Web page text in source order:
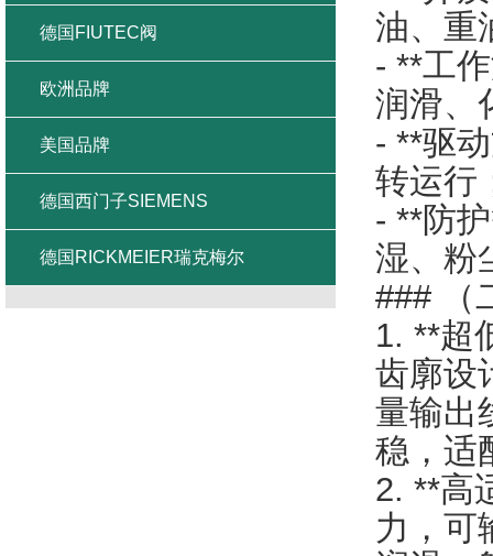
油、重
- **工
润滑、
- **驱
转运行
- **防
湿、粉
### （
1. **超
齿廓设
量输出
稳，适
2. **高
力，可
德国FIUTEC阀
欧洲品牌
美国品牌
德国西门子SIEMENS
德国RICKMEIER瑞克梅尔